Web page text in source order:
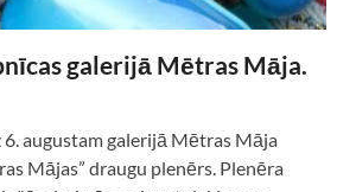
galerijā Mētras Māja.
6. augustam galerijā Mētras Māja
Mājas” draugu plenērs. Plenēra